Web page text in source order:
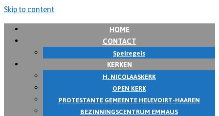
Skip to content
HOME
CONTACT
Spelregels
KERKEN
H. NICOLAASKERK
OPEN KERK
PROTESTANTE GEMEENTE HELEVOIRT-HAAREN
BEZINNINGSCENTRUM EMMAUS